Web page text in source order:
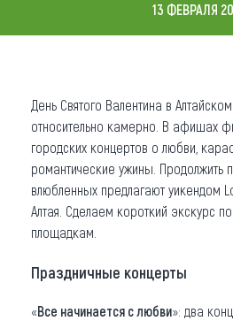
Карта
Что привезти (сувениры)
О регионе
Коллекция впечатлений
Другие рубрики
13 ФЕВРАЛЯ
День Святого Валентина в
относительно камерно. В афишах
городских концертов о любви,
романтические ужины. Продолжить
влюбленных предлагают уикендом
Алтая. Сделаем короткий экскурс
площадкам.
Праздничные концерты
«Все начинается с любви»: два